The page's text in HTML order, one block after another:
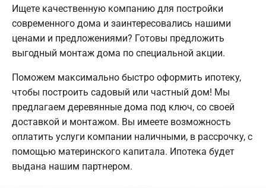
Ищете качественную компанию для постройки
современного дома и заинтересовались нашими
ценами и предложениями? Готовы предложить
выгодный монтаж дома по специальной акции.
Поможем максимально быстро оформить ипотеку,
чтобы построить садовый или частный дом! Мы
предлагаем деревянные дома под ключ, со своей
доставкой и монтажом. Вы имеете возможность
оплатить услуги компании наличными, в рассрочку, с
помощью материнского капитала. Ипотека будет
выдана нашим партнером.